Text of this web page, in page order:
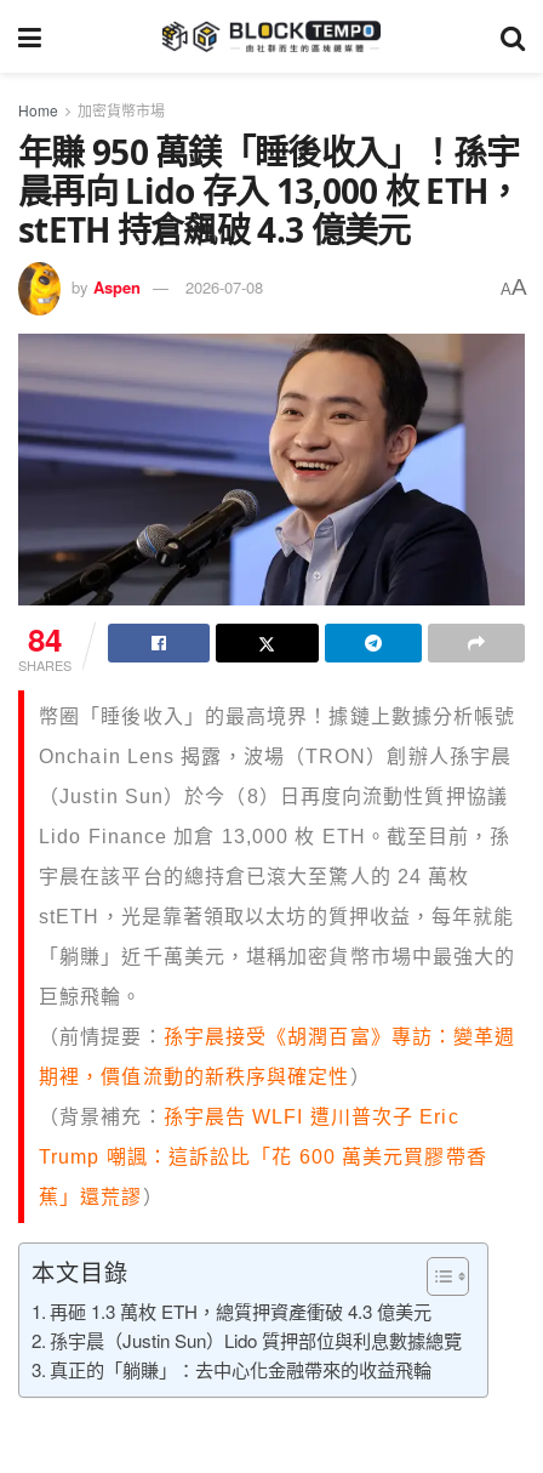
Home 加密貨幣市場
年賺 950 萬鎂「睡後收入」！孫宇
晨再向 Lido 存入 13,000 枚 ETH，
stETH 持倉飆破 4.3 億美元
by Aspen 2026-07-08 AA
84
SHARES
幣圈「睡後收入」的最高境界！據鏈上數據分析帳號
Onchain Lens 揭露，波場（TRON）創辦人孫宇晨
（Justin Sun）於今（8）日再度向流動性質押協議
Lido Finance 加倉 13,000 枚 ETH。截至目前，孫
宇晨在該平台的總持倉已滾大至驚人的 24 萬枚
stETH，光是靠著領取以太坊的質押收益，每年就能
「躺賺」近千萬美元，堪稱加密貨幣市場中最強大的
巨鯨飛輪。
（前情提要： 孫宇晨接受《胡潤百富》專訪：變革週
期裡，價值流動的新秩序與確定性 ）
（背景補充： 孫宇晨告 WLFI 遭川普次子 Eric
Trump 嘲諷：這訴訟比「花 600 萬美元買膠帶香
蕉」還荒謬 ）
本文目錄
再砸 1.3 萬枚 ETH，總質押資產衝破 4.3 億美元
孫宇晨（Justin Sun）Lido 質押部位與利息數據總覽
真正的「躺賺」：去中心化金融帶來的收益飛輪